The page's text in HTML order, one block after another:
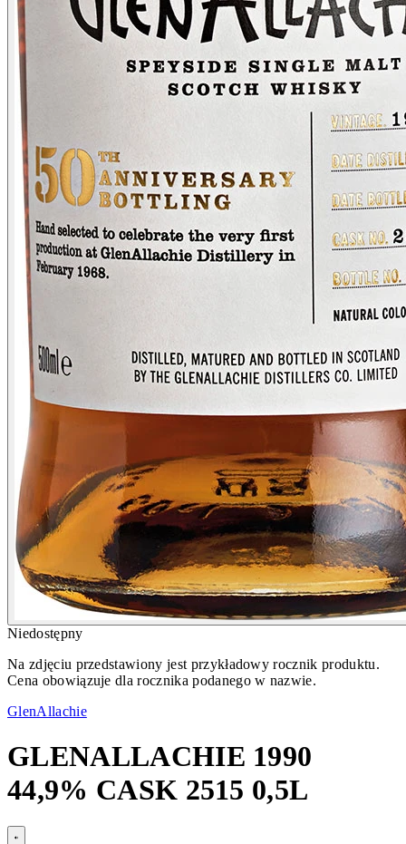
Niedostępny
Na zdjęciu przedstawiony jest przykładowy rocznik produktu.
Cena obowiązuje dla rocznika podanego w nazwie.
GlenAllachie
GLENALLACHIE 1990
44,9% CASK 2515 0,5L